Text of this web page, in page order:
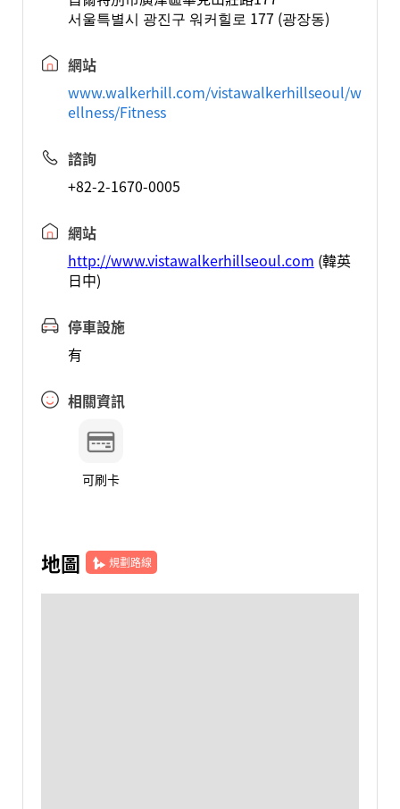
서울특별시 광진구 워커힐로 177 (광장동)
網站
www.walkerhill.com/vistawalkerhillseoul/w
ellness/Fitness
諮詢
+82-2-1670-0005
網站
http://www.vistawalkerhillseoul.com (韓英
日中)
停車設施
有
相關資訊
可刷卡
地圖 規劃路線